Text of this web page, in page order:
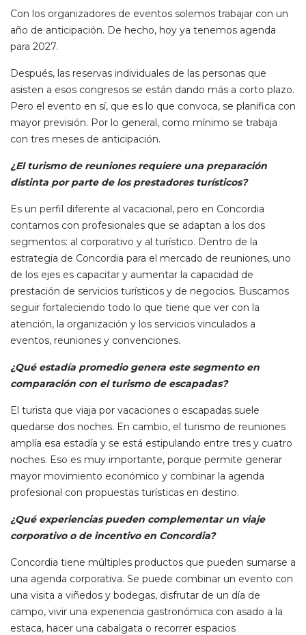
Con los organizadores de eventos solemos trabajar con un
año de anticipación. De hecho, hoy ya tenemos agenda
para 2027.
Después, las reservas individuales de las personas que
asisten a esos congresos se están dando más a corto plazo.
Pero el evento en sí, que es lo que convoca, se planifica con
mayor previsión. Por lo general, como mínimo se trabaja
con tres meses de anticipación.
¿El turismo de reuniones requiere una preparación
distinta por parte de los prestadores turísticos?
Es un perfil diferente al vacacional, pero en Concordia
contamos con profesionales que se adaptan a los dos
segmentos: al corporativo y al turístico. Dentro de la
estrategia de Concordia para el mercado de reuniones, uno
de los ejes es capacitar y aumentar la capacidad de
prestación de servicios turísticos y de negocios. Buscamos
seguir fortaleciendo todo lo que tiene que ver con la
atención, la organización y los servicios vinculados a
eventos, reuniones y convenciones.
¿Qué estadía promedio genera este segmento en
comparación con el turismo de escapadas?
El turista que viaja por vacaciones o escapadas suele
quedarse dos noches. En cambio, el turismo de reuniones
amplía esa estadía y se está estipulando entre tres y cuatro
noches. Eso es muy importante, porque permite generar
mayor movimiento económico y combinar la agenda
profesional con propuestas turísticas en destino.
¿Qué experiencias pueden complementar un viaje
corporativo o de incentivo en Concordia?
Concordia tiene múltiples productos que pueden sumarse a
una agenda corporativa. Se puede combinar un evento con
una visita a viñedos y bodegas, disfrutar de un día de
campo, vivir una experiencia gastronómica con asado a la
estaca, hacer una cabalgata o recorrer espacios